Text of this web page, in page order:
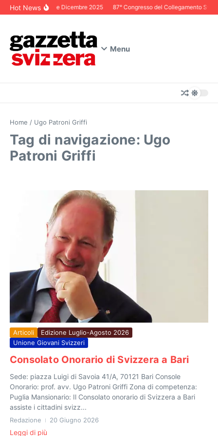
Salta al contenuto
Hot NewsEditoriale Dicembre 2025 87° Congresso del Collegamento
Menu
Home / Ugo Patroni Griffi
Tag di navigazione: Ugo
Patroni Griffi
Articoli
Edizione Luglio-Agosto 2026
Unione Giovani Svizzeri
Consolato Onorario di Svizzera a Bari
Sede: piazza Luigi di Savoia 41/A, 70121 Bari Console
Onorario: prof. avv. Ugo Patroni Griffi Zona di competenza:
Puglia Mansionario: Il Consolato onorario di Svizzera a Bari
assiste i cittadini svizz...
Redazione 20 Giugno 2026
Leggi di più